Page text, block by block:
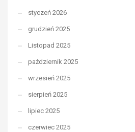
styczeń 2026
grudzień 2025
Listopad 2025
październik 2025
wrzesień 2025
sierpień 2025
lipiec 2025
czerwiec 2025